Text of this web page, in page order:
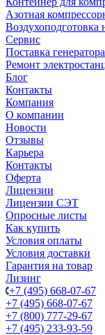
Азотная
Сервис
Поставка
Ремонт
Блог
Контакты
Компания
О компании
Новости
Отзывы
Карьера
Контакты
Оферта
Лицензии
Лицензии СЭТ
Опросные листы
Как купить
Условия оплаты
Условия доставки
Гарантия на товар
Лизинг
+7 (495) 668-07-67
+7 (495) 668-07-67
+7 (800) 777-29-67
+7 (495) 233-93-59